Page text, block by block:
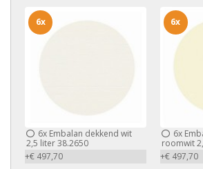
6x Embalan dekkend wit
2,5 liter 38.2650
+€ 497,70
6x
6x
roomwit
+€ 497,70
6x